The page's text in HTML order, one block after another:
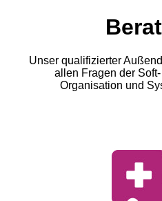
Unser qualifizierter
allen Fragen der
Organisation und